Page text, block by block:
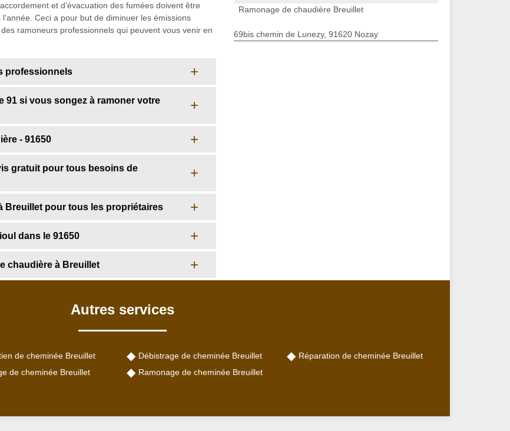
et d’évacuation des fumées doivent être
Ceci a pour but de diminuer les émissions
ramoneurs professionnels qui peuvent vous venir en
professionnels
91 si vous songez à ramoner votre
- 91650
gratuit pour tous besoins de
Breuillet pour tous les propriétaires
dans le 91650
chaudière à Breuillet
Ramonage de chaudière Breuillet
69bis chemin de Lunezy, 91620 Nozay
Autres services
de cheminée Breuillet
de cheminée Breuillet
Débistrage de cheminée Breuillet
Ramonage de cheminée Breuillet
Réparation de cheminée Breuillet